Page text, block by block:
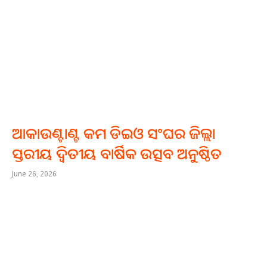
ଆକାଉଣ୍ଟାଣ୍ଟ କମ ଡିଇଓ ସଂଘର ଜିଲ୍ଲା
ସ୍ତରୀୟ ଦ୍ୱିତୀୟ ବାର୍ଷିକ ଉତ୍ସବ ଅନୁଷ୍ଠିତ
June 26, 2026